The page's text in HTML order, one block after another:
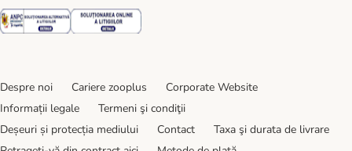
Security Security
Despre noi Cariere zooplus
Corporate Website
Informații legale
Termeni şi condiţii
Deșeuri și protecția mediului
Contact
Taxa şi durata de livrare